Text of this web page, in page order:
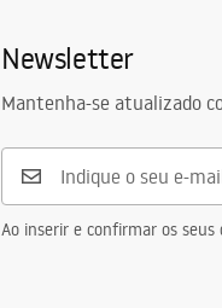
Newsletter
Mantenha-se atualizado
Ao inserir e confirmar os